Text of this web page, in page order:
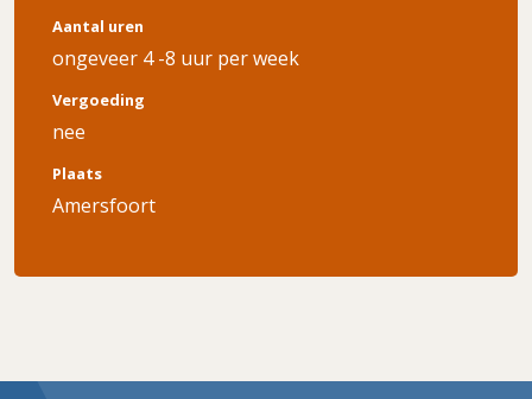
Aantal uren
ongeveer 4 -8 uur per week
Vergoeding
nee
Plaats
Amersfoort